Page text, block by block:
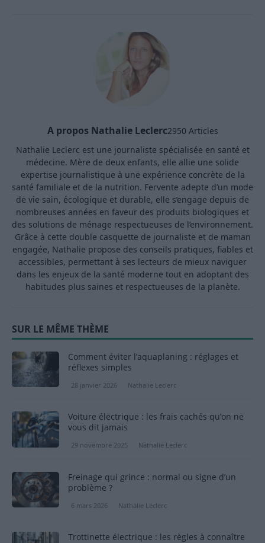
A propos Nathalie Leclerc2950 Articles
Nathalie Leclerc est une journaliste spécialisée en santé et
médecine. Mère de deux enfants, elle allie une solide
expertise journalistique à une expérience concrète de la
santé familiale et de la nutrition. Fervente adepte d’un mode
de vie sain, écologique et durable, elle s’engage depuis de
nombreuses années en faveur des produits biologiques et
des solutions de ménage respectueuses de l’environnement.
Grâce à cette double casquette de journaliste et de maman
engagée, Nathalie propose des conseils pratiques, fiables et
accessibles, permettant à ses lecteurs de mieux naviguer
dans les enjeux de la santé moderne tout en adoptant des
habitudes plus saines et respectueuses de la planète.
SUR LE MÊME THÈME
Comment éviter l’aquaplaning : réglages et
réflexes simples
28 janvier 2026 Nathalie Leclerc
Voiture électrique : les frais cachés qu’on ne
vous dit jamais
29 novembre 2025 Nathalie Leclerc
Freinage qui grince : normal ou signe d’un
problème ?
6 mars 2026 Nathalie Leclerc
Trottinette électrique : les règles à connaître